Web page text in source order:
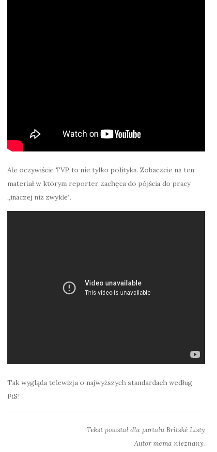
Ale oczywiście TVP to nie tylko polityka. Zobaczcie na ten
materiał w którym reporter zachęca do pójścia do pracy
„inaczej niż zwykle”.
Tak wygląda telewizja o najwyższych standardach według
PiS!
Tekst powstał dla portalu Britské Listy
Autor mema nieznany.